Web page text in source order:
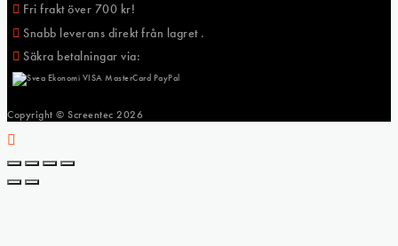
Fri frakt över 700 kr!
Snabb leverans direkt från lagret .
Säkra betalningar via:
Copyright © Screentec 2026